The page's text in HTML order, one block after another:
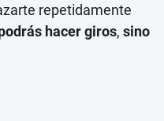
repetidamente
hacer giros, sino